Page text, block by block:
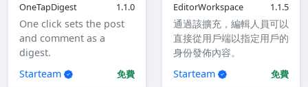
OneTapDigest 1.1.0
One click sets the post
and comment as a
digest.
Starteam
免費
EditorWorkspace 1.1.5
通過該擴充，編輯人員可以
直接從用戶端以指定用戶的
身份發佈內容。
Starteam
免費